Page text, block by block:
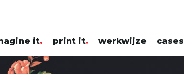
it print it werkwijze cases